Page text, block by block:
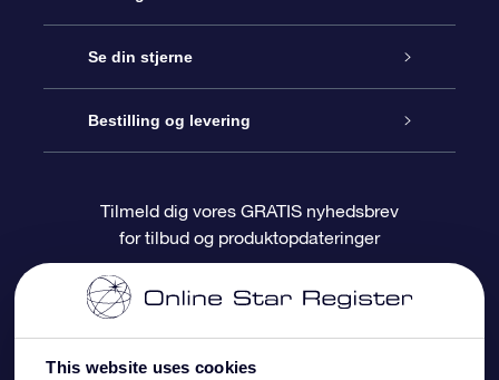
This website uses cookies
Kontakt os
Bloggen
Anmeldelser
Online Stjernegave
OSR Gavepakke
OSR Gavekortet
Firmagaver
Se din stjerne
Star Register
Personliggjort Stjerneside
One Million Stars
OSR Stjerne-pauseskærm
Bestilling og levering
Betalingsinformation
Forsendelsesoplysninger
Returpolitik
Tilmeld dig vores GRATIS nyhedsbrev
for tilbud og produktopdateringer